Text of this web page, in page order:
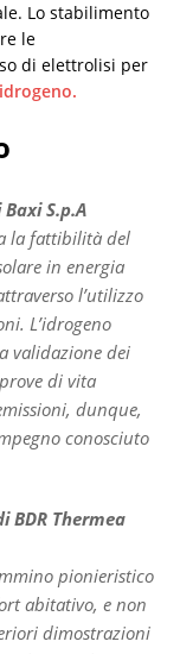
Lo stabilimento
le
di elettrolisi per
S.p.A
la fattibilità del
in energia
l’utilizzo
L’idrogeno
validazione dei
di vita
dunque,
conosciuto
BDR Thermea
pionieristico
abitativo, e non
dimostrazioni